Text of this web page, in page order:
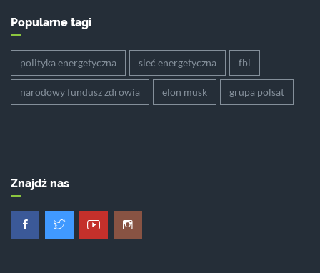
Popularne tagi
polityka energetyczna sieć energetyczna fbi
narodowy fundusz zdrowia elon musk grupa polsat
Znajdź nas